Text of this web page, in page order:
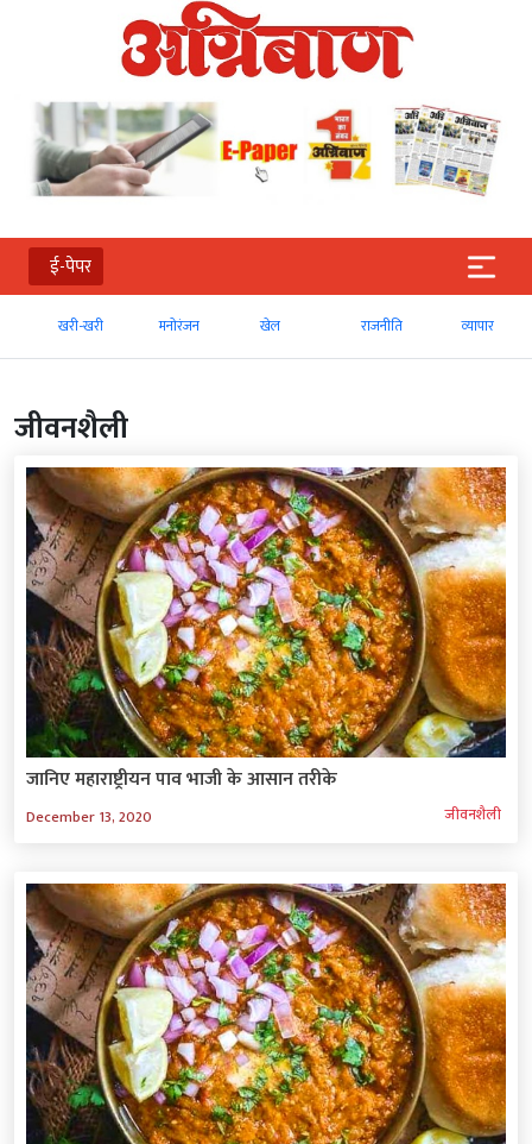
ई-पेपर
खरी-खरी मनोरंजन राजनीति व्‍यापार
जीवनशैली
जानिए महाराष्ट्रीयन पाव भाजी के आसान तरीके
December 13, 2020 जीवनशैली